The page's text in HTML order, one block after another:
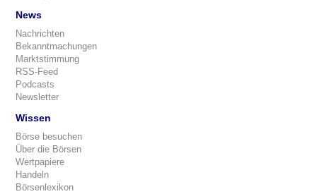
News
Nachrichten
Bekanntmachungen
Marktstimmung
RSS-Feed
Podcasts
Newsletter
Wissen
Börse besuchen
Über die Börsen
Wertpapiere
Handeln
Börsenlexikon